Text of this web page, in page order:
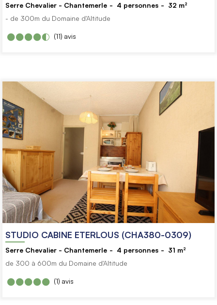
Serre Chevalier - Chantemerle 4 personnes 32 m²
- de 300m du Domaine d'Altitude
avis
(11)
STUDIO CABINE ETERLOUS (CHA380-0309)
Serre Chevalier - Chantemerle 4 personnes 31 m²
de 300 à 600m du Domaine d'Altitude
avis
(1)